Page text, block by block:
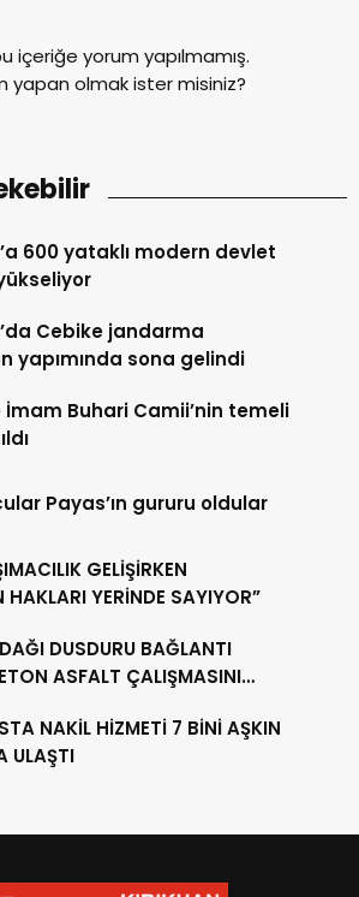
içeriğe yorum yapılmamış.
yapan olmak ister misiniz?
600 yataklı modern devlet
Cebike jandarma
yapımında sona gelindi
İmam Buhari Camii’nin temeli
Payas’ın gururu oldular
GELİŞİRKEN
HAKLARI YERİNDE SAYIYOR”
DUSDURU BAĞLANTI
ASFALT ÇALIŞMASINI
NAKİL HİZMETİ 7 BİNİ AŞKIN
ULAŞTI